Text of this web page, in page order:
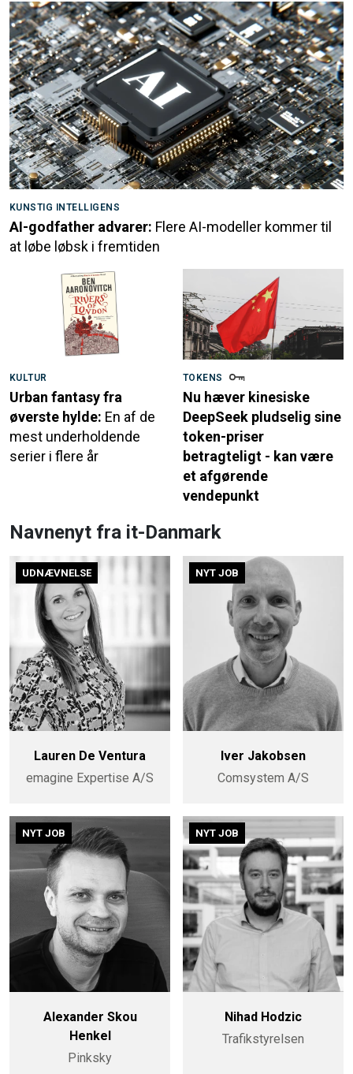
KUNSTIG INTELLIGENS
AI-godfather advarer: Flere AI-modeller kommer til
at løbe løbsk i fremtiden
KULTUR
Urban fantasy fra
øverste hylde: En af de
mest underholdende
serier i flere år
TOKENS
Nu hæver kinesiske
DeepSeek pludselig sine
token-priser
betragteligt - kan være
et afgørende
vendepunkt
Navnenyt fra it-Danmark
UDNÆVNELSE
Lauren De Ventura
emagine Expertise A/S
NYT JOB
Iver Jakobsen
Comsystem A/S
NYT JOB
Alexander Skou
Henkel
Pinksky
NYT JOB
Nihad Hodzic
Trafikstyrelsen